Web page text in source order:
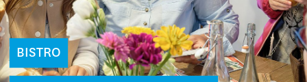
BISTRO